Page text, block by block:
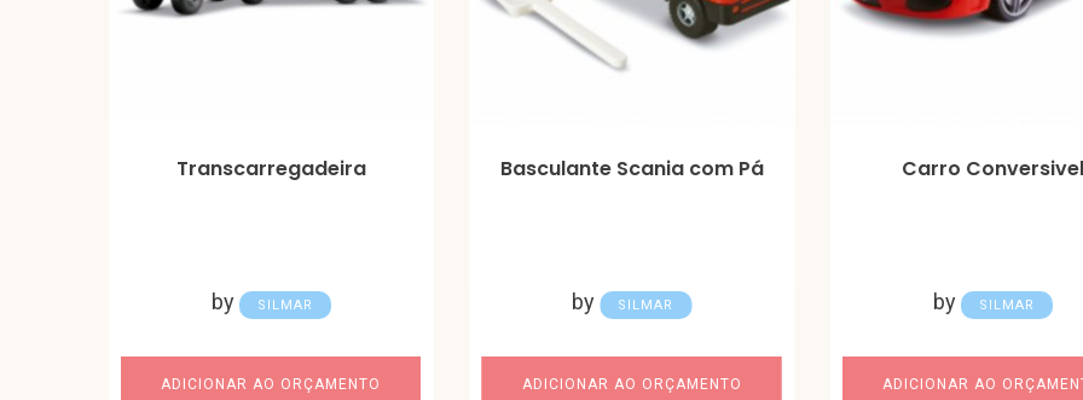
Transcarregadeira
by SILMAR
ADICIONAR AO ORÇAMENTO
Basculante Scania com Pá
by SILMAR
ADICIONAR AO ORÇAMENTO
Carro Conversivel
by SILMAR
ADICIONAR AO